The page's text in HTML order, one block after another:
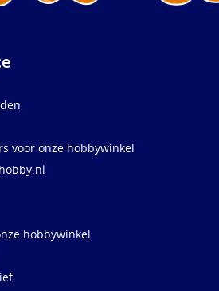
voor onze hobbywinkel
hobbywinkel